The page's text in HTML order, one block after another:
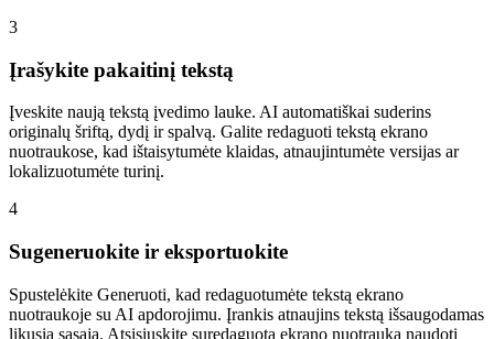
3
Įrašykite pakaitinį tekstą
Įveskite naują tekstą įvedimo lauke. AI automatiškai suderins
originalų šriftą, dydį ir spalvą. Galite redaguoti tekstą ekrano
nuotraukose, kad ištaisytumėte klaidas, atnaujintumėte versijas ar
lokalizuotumėte turinį.
4
Sugeneruokite ir eksportuokite
Spustelėkite Generuoti, kad redaguotumėte tekstą ekrano
nuotraukoje su AI apdorojimu. Įrankis atnaujins tekstą išsaugodamas
likusią sąsają. Atsisiųskite suredaguotą ekrano nuotrauką naudoti